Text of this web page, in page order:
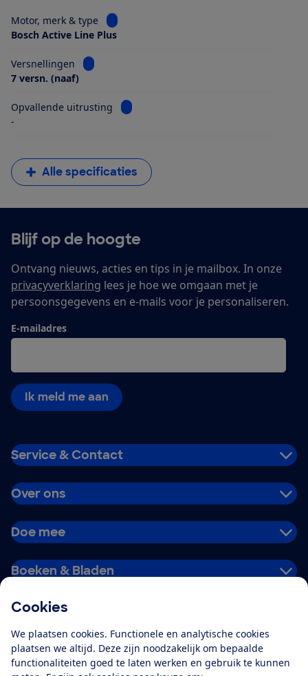
Cookies
We plaatsen cookies. Functionele en analytische cookies
plaatsen we altijd. Deze zijn noodzakelijk om bepaalde
functionaliteiten goed te laten werken en gebruik te kunnen
Motor, merk & type
Bekijk informatie voor Motor, merk & type
Bosch Active Line Plus
Versnellingen
Bekijk informatie voor Versnellingen
7 versn. (naaf)
Opvallende uitrusting
Bekijk informatie voor Opvallende
-
Alle specificaties
Blijf op de hoogte
Ontvang nieuws, acties en tips in je mailbox. In onze
privacyverklaring lees je hoe we omgaan met je
persoonsgegevens en e-mails voor je personaliseren.
E-mailadres
Ik meld me aan
Service & Contact
Over ons
Doe mee
Boeken & Bladen